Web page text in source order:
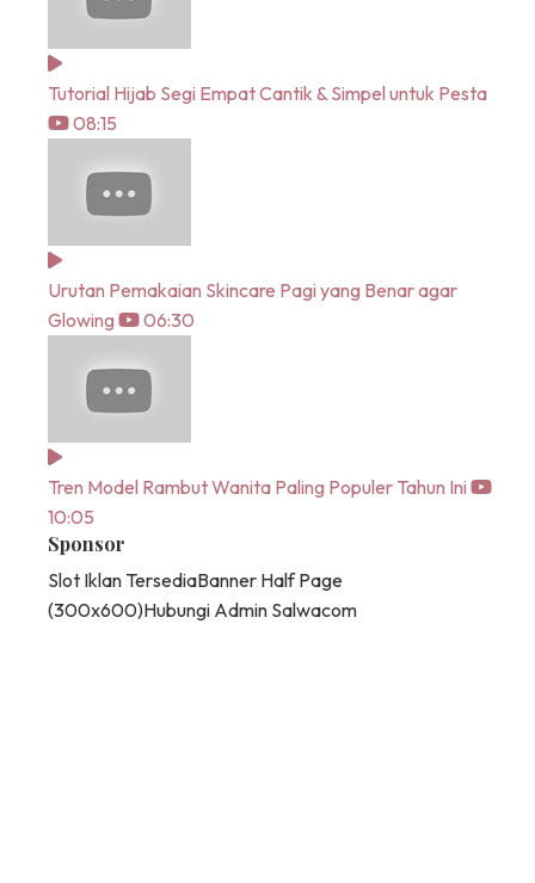
Tutorial Hijab Segi Empat Cantik & Simpel untuk Pesta
08:15
Urutan Pemakaian Skincare Pagi yang Benar agar
Glowing
06:30
Tren Model Rambut Wanita Paling Populer Tahun Ini
10:05
Sponsor
Slot Iklan TersediaBanner Half Page
(300x600)Hubungi Admin Salwacom